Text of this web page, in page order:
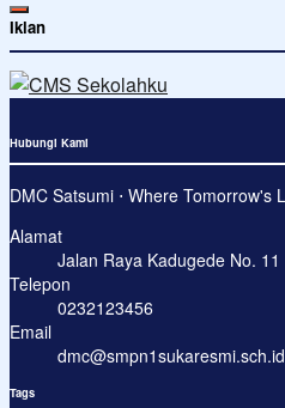
Iklan
Hubungi Kami
DMC Satsumi ⋅ Where Tomorrow's
Alamat
Jalan Raya Kadugede No. 11
Telepon
0232123456
Email
dmc@smpn1sukaresmi.sch.id
Tags